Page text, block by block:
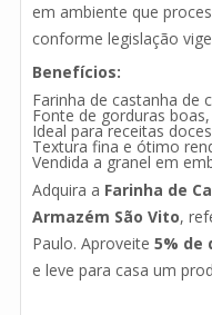
em ambiente que
conforme legislação
Benefícios:
Farinha de castanha de
Fonte de gorduras
Ideal para receitas
Textura fina e ótimo
Vendida a granel em
Adquira a Farinha de
Armazém São Vito,
Paulo. Aproveite 5% de
e leve para casa um